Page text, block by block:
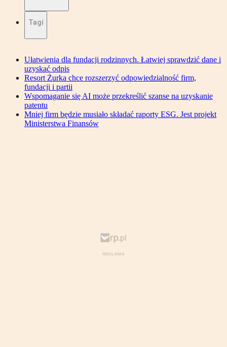
Tagi
Ułatwienia dla fundacji rodzinnych. Łatwiej sprawdzić dane i
uzyskać odpis
Resort Żurka chce rozszerzyć odpowiedzialność firm,
fundacji i partii
Wspomaganie się AI może przekreślić szanse na uzyskanie
patentu
Mniej firm będzie musiało składać raporty ESG. Jest projekt
Ministerstwa Finansów